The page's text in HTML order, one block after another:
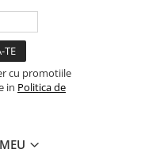
cu promotiile
in Politica de